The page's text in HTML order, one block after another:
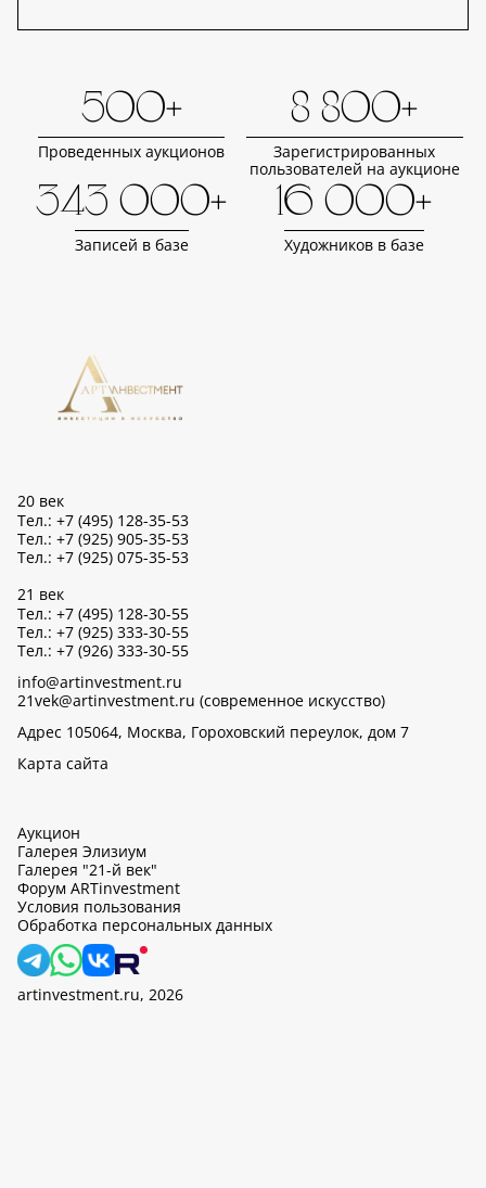
500+
Проведенных аукционов
8 800+
Зарегистрированных
пользователей на аукционе
343 000+
Записей в базе
16 000+
Художников в базе
20 век
Тел.: +7 (495) 128-35-53
Тел.: +7 (925) 905-35-53
Тел.: +7 (925) 075-35-53
21 век
Тел.: +7 (495) 128-30-55
Тел.: +7 (925) 333-30-55
Тел.: +7 (926) 333-30-55
info@artinvestment.ru
21vek@artinvestment.ru (современное искусство)
Адрес 105064, Москва, Гороховский переулок, дом 7
Карта сайта
Аукцион
Галерея Элизиум
Галерея "21-й век"
Форум ARTinvestment
Условия пользования
Обработка персональных данных
artinvestment.ru, 2026